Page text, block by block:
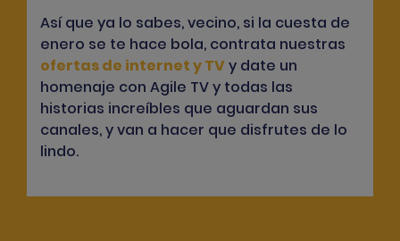
Así que ya lo sabes, vecino, si la cuesta de
enero se te hace bola, contrata nuestras
ofertas de internet y TVy date un
homenaje con Agile TV y todas las
historias increíbles que aguardan sus
canales, y van a hacer que disfrutes de lo
lindo.